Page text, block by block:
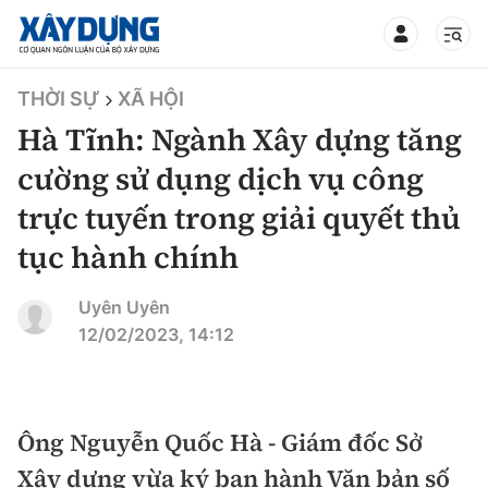
TIN BỘ XÂY DỰNG
CHUYÊN MỤC
Mới nhất
Thời sự
Xã hội
Chỉ đạo điều hành
Giao thông
THỜI SỰ XÃ HỘI
Hà Tĩnh: Ngành Xây dựng tăng
cường sử dụng dịch vụ công
trực tuyến trong giải quyết thủ
tục hành chính
Uyên Uyên
12/02/2023, 14:12
Ông Nguyễn Quốc Hà - Giám đốc Sở
Xây dựng vừa ký ban hành Văn bản số